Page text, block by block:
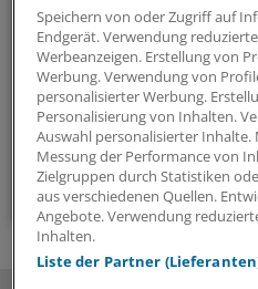
Nützliches für Ihre tägliche
Kolleginnen und Kollegen
einen
Zum
Speichern von oder Zugriff auf
Endgerät. Verwendung
Werbeanzeigen. Erstellung von
Werbung. Verwendung von
personalisierter Werbung.
Personalisierung von Inhalten.
Auswahl personalisierter Inhalte.
Messung der Performance von
Zielgruppen durch Statistiken
aus verschiedenen Quellen.
Angebote. Verwendung
Inhalten.
Liste der Partner